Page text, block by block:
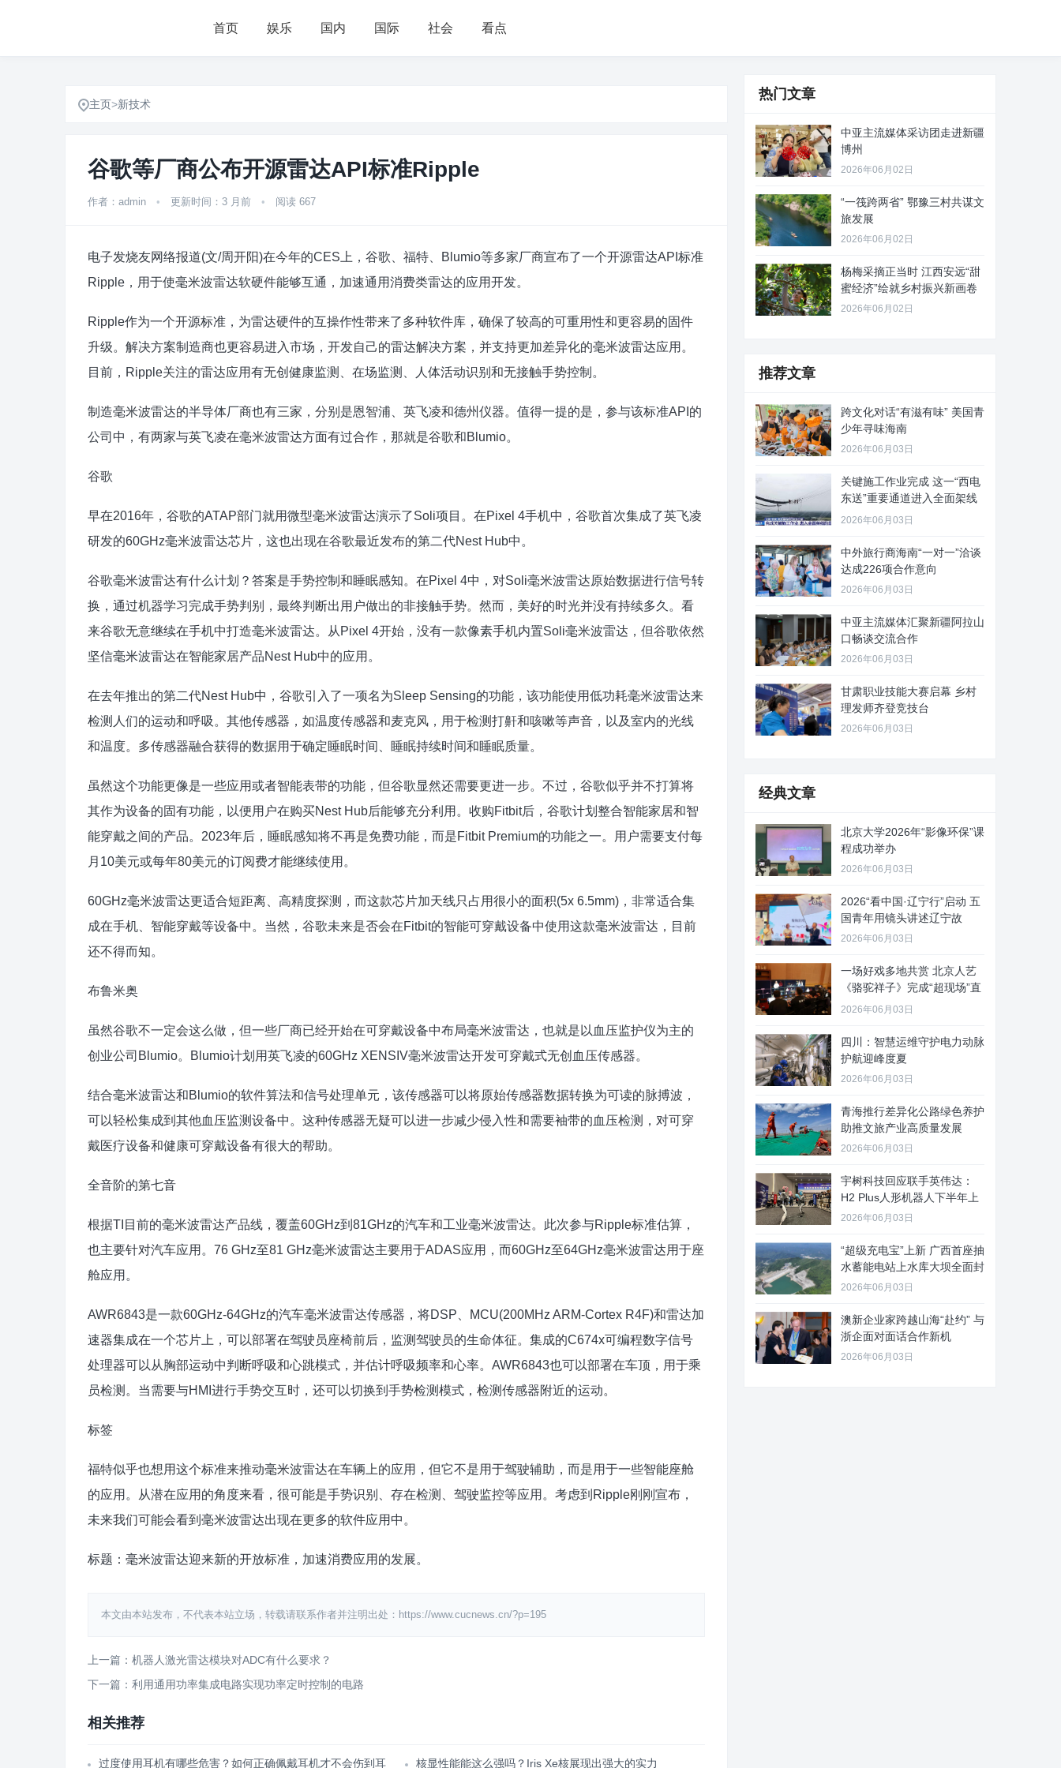
首页 娱乐 国内 国际 社会 看点
主页>新技术
谷歌等厂商公布开源雷达API标准Ripple
作者：admin • 更新时间：3 月前 • 阅读 667
电子发烧友网络报道(文/周开阳)在今年的CES上，谷歌、福特、Blumio等多家厂商宣布了一个开源雷达API标准
Ripple，用于使毫米波雷达软硬件能够互通，加速通用消费类雷达的应用开发。
Ripple作为一个开源标准，为雷达硬件的互操作性带来了多种软件库，确保了较高的可重用性和更容易的固件
升级。解决方案制造商也更容易进入市场，开发自己的雷达解决方案，并支持更加差异化的毫米波雷达应用。
目前，Ripple关注的雷达应用有无创健康监测、在场监测、人体活动识别和无接触手势控制。
制造毫米波雷达的半导体厂商也有三家，分别是恩智浦、英飞凌和德州仪器。值得一提的是，参与该标准API的
公司中，有两家与英飞凌在毫米波雷达方面有过合作，那就是谷歌和Blumio。
谷歌
早在2016年，谷歌的ATAP部门就用微型毫米波雷达演示了Soli项目。在Pixel 4手机中，谷歌首次集成了英飞凌
研发的60GHz毫米波雷达芯片，这也出现在谷歌最近发布的第二代Nest Hub中。
谷歌毫米波雷达有什么计划？答案是手势控制和睡眠感知。在Pixel 4中，对Soli毫米波雷达原始数据进行信号转
换，通过机器学习完成手势判别，最终判断出用户做出的非接触手势。然而，美好的时光并没有持续多久。看
来谷歌无意继续在手机中打造毫米波雷达。从Pixel 4开始，没有一款像素手机内置Soli毫米波雷达，但谷歌依然
坚信毫米波雷达在智能家居产品Nest Hub中的应用。
在去年推出的第二代Nest Hub中，谷歌引入了一项名为Sleep Sensing的功能，该功能使用低功耗毫米波雷达来
检测人们的运动和呼吸。其他传感器，如温度传感器和麦克风，用于检测打鼾和咳嗽等声音，以及室内的光线
和温度。多传感器融合获得的数据用于确定睡眠时间、睡眠持续时间和睡眠质量。
虽然这个功能更像是一些应用或者智能表带的功能，但谷歌显然还需要更进一步。不过，谷歌似乎并不打算将
其作为设备的固有功能，以便用户在购买Nest Hub后能够充分利用。收购Fitbit后，谷歌计划整合智能家居和智
能穿戴之间的产品。2023年后，睡眠感知将不再是免费功能，而是Fitbit Premium的功能之一。用户需要支付每
月10美元或每年80美元的订阅费才能继续使用。
60GHz毫米波雷达更适合短距离、高精度探测，而这款芯片加天线只占用很小的面积(5x 6.5mm)，非常适合集
成在手机、智能穿戴等设备中。当然，谷歌未来是否会在Fitbit的智能可穿戴设备中使用这款毫米波雷达，目前
还不得而知。
布鲁米奥
虽然谷歌不一定会这么做，但一些厂商已经开始在可穿戴设备中布局毫米波雷达，也就是以血压监护仪为主的
创业公司Blumio。Blumio计划用英飞凌的60GHz XENSIV毫米波雷达开发可穿戴式无创血压传感器。
结合毫米波雷达和Blumio的软件算法和信号处理单元，该传感器可以将原始传感器数据转换为可读的脉搏波，
可以轻松集成到其他血压监测设备中。这种传感器无疑可以进一步减少侵入性和需要袖带的血压检测，对可穿
戴医疗设备和健康可穿戴设备有很大的帮助。
全音阶的第七音
根据TI目前的毫米波雷达产品线，覆盖60GHz到81GHz的汽车和工业毫米波雷达。此次参与Ripple标准估算，
也主要针对汽车应用。76 GHz至81 GHz毫米波雷达主要用于ADAS应用，而60GHz至64GHz毫米波雷达用于座
舱应用。
AWR6843是一款60GHz-64GHz的汽车毫米波雷达传感器，将DSP、MCU(200MHz ARM-Cortex R4F)和雷达加
速器集成在一个芯片上，可以部署在驾驶员座椅前后，监测驾驶员的生命体征。集成的C674x可编程数字信号
处理器可以从胸部运动中判断呼吸和心跳模式，并估计呼吸频率和心率。AWR6843也可以部署在车顶，用于乘
员检测。当需要与HMI进行手势交互时，还可以切换到手势检测模式，检测传感器附近的运动。
标签
福特似乎也想用这个标准来推动毫米波雷达在车辆上的应用，但它不是用于驾驶辅助，而是用于一些智能座舱
的应用。从潜在应用的角度来看，很可能是手势识别、存在检测、驾驶监控等应用。考虑到Ripple刚刚宣布，
未来我们可能会看到毫米波雷达出现在更多的软件应用中。
标题：毫米波雷达迎来新的开放标准，加速消费应用的发展。
本文由本站发布，不代表本站立场，转载请联系作者并注明出处：https://www.cucnews.cn/?p=195
上一篇：机器人激光雷达模块对ADC有什么要求？
下一篇：利用通用功率集成电路实现功率定时控制的电路
相关推荐
过度使用耳机有哪些危害？如何正确佩戴耳机才不会伤到耳 核显性能能这么强吗？Iris Xe核展现出强大的实力
热门文章
中亚主流媒体采访团走进新疆
博州
2026年06月02日
“一筏跨两省” 鄂豫三村共谋文
旅发展
2026年06月02日
杨梅采摘正当时 江西安远“甜
蜜经济”绘就乡村振兴新画卷
2026年06月02日
推荐文章
跨文化对话“有滋有味” 美国青
少年寻味海南
2026年06月03日
关键施工作业完成 这一“西电
东送”重要通道进入全面架线
阶
2026年06月03日
中外旅行商海南“一对一”洽谈
达成226项合作意向
2026年06月03日
中亚主流媒体汇聚新疆阿拉山
口畅谈交流合作
2026年06月03日
甘肃职业技能大赛启幕 乡村
理发师齐登竞技台
2026年06月03日
经典文章
北京大学2026年“影像环保”课
程成功举办
2026年06月03日
2026“看中国·辽宁行”启动 五
国青年用镜头讲述辽宁故
2026年06月03日
一场好戏多地共赏 北京人艺
《骆驼祥子》完成“超现场”直
播
2026年06月03日
四川：智慧运维守护电力动脉
护航迎峰度夏
2026年06月03日
青海推行差异化公路绿色养护
助推文旅产业高质量发展
2026年06月03日
宇树科技回应联手英伟达：
H2 Plus人形机器人下半年上
2026年06月03日
“超级充电宝”上新 广西首座抽
水蓄能电站上水库大坝全面封
2026年06月03日
澳新企业家跨越山海“赴约” 与
浙企面对面话合作新机
2026年06月03日